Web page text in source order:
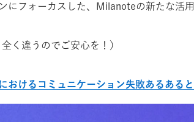
にフォーカスした、Milanoteの新たな活
く違うのでご安心を！）
おけるコミュニケーション失敗あるある